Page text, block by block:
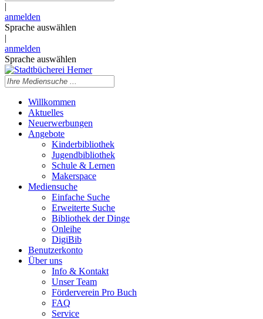
|
anmelden
Sprache auswählen
|
anmelden
Sprache auswählen
Willkommen
Aktuelles
Neuerwerbungen
Angebote
Kinderbibliothek
Jugendbibliothek
Schule & Lernen
Makerspace
Mediensuche
Einfache Suche
Erweiterte Suche
Bibliothek der Dinge
Onleihe
DigiBib
Benutzerkonto
Über uns
Info & Kontakt
Unser Team
Förderverein Pro Buch
FAQ
Service